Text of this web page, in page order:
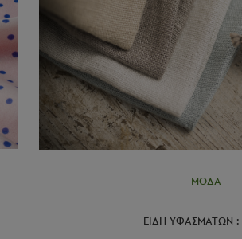
ΜΟΔΑ
ΕΙΔΗ ΥΦΑΣΜΑΤΩΝ :